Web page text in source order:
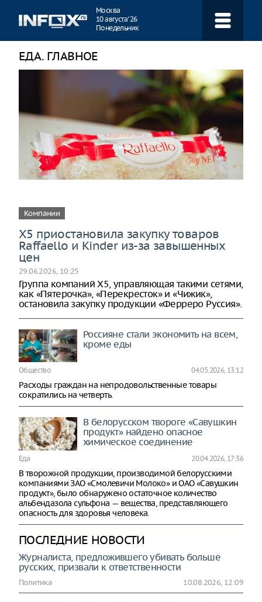
Москва
10 августа ‘26
Понедельник
ЕДА. ГЛАВНОЕ
Компании
X5 приостановила закупку товаров
Raffaello и Kinder из-за завышенных
цен
29.06.2026, 10:25
Группа компаний X5, управляющая такими сетями,
как «Пятерочка», «Перекресток» и «Чижик»,
остановила закупку продукции «Ферреро Руссия».
Россияне стали экономить на всем,
кроме еды
Общество 04.05.2026, 13:12
Расходы граждан на непродовольственные товары
сократились на четверть.
В белорусском твороге «Савушкин
продукт» найдено опасное
химическое соединение
Еда 20.04.2026, 17:36
В творожной продукции, производимой белорусскими
компаниями ЗАО «Смолевичи Молоко» и ОАО «Савушкин
продукт», было обнаружено остаточное количество
альбендазола сульфона — вещества, представляющего
опасность для здоровья человека.
ПОСЛЕДНИЕ НОВОСТИ
Журналиста, предложившего убивать больше
русских, призвали к ответственности
Политика 10.08.2026, 12:09